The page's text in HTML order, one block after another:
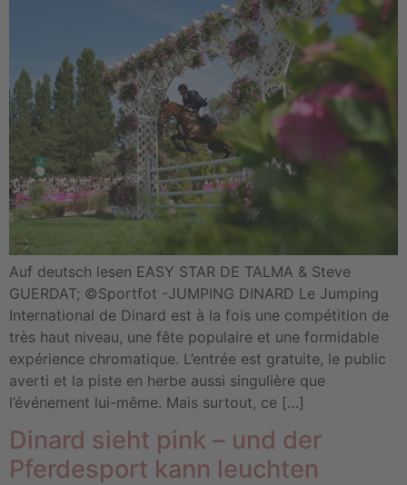
Auf deutsch lesen EASY STAR DE TALMA & Steve
GUERDAT; ©Sportfot -JUMPING DINARD Le Jumping
International de Dinard est à la fois une compétition de
très haut niveau, une fête populaire et une formidable
expérience chromatique. L’entrée est gratuite, le public
averti et la piste en herbe aussi singulière que
l’événement lui-même. Mais surtout, ce […]
Dinard sieht pink – und der
Pferdesport kann leuchten